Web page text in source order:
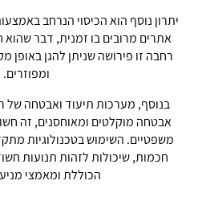
יתרון נוסף הוא הכיסוי הנרחב
אתרים מרובים בו זמנית, דבר שהוא
רחבה זו פירושה שניתן להגן באופן
ומפוזרים.
בנוסף, מערכות תיעוד ואבטחה של
אבטחה מוקלטים ומאוחסנים, זה
משפטיים. השימוש בטכנולוגיות
חכמות, שיכולות לזהות תנועות
הכוללת ומאמצי